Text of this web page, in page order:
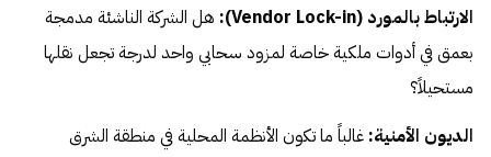
الارتباط بالمورد (Vendor Lock-in):
هل الشركة الناشئة مدمجة
بعمق في أدوات ملكية خاصة لمزود سحابي واحد لدرجة تجعل نقلها
مستحيلاً؟
الديون الأمنية: غالباً ما تكون الأنظمة المحلية في منطقة الشرق